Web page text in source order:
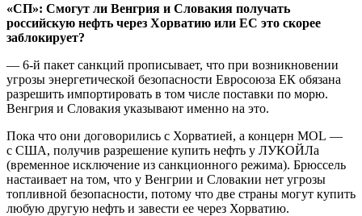
«СП»: Смогут ли Венгрия и Словакия получать
российскую нефть через Хорватию или ЕС это скорее
заблокирует?
— 6-й пакет санкций прописывает, что при возникновении
угрозы энергетической безопасности Евросоюза ЕК обязана
разрешить импортировать в том числе поставки по морю.
Венгрия и Словакия указывают именно на это.
Пока что они договорились с Хорватией, а концерн MOL —
с США, получив разрешение купить нефть у ЛУКОЙЛа
(временное исключение из санкционного режима). Брюссель
настаивает на том, что у Венгрии и Словакии нет угрозы
топливной безопасности, потому что две страны могут купить
любую другую нефть и завести ее через Хорватию.